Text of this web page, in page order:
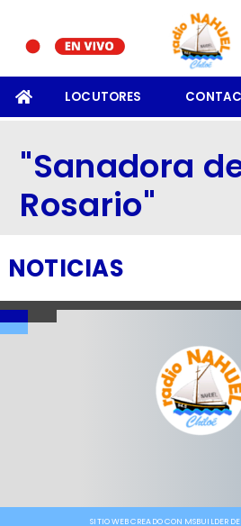
LOCUTORES
"Sanadora
Rosario"
NOTICIAS
SITIO WEB CREADO CON MSBUILDER